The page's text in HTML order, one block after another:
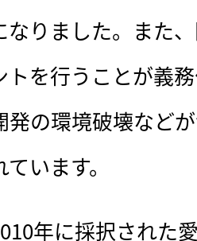
なりました。また
トを行うことが義
発の環境破壊など
います。
年に採択された